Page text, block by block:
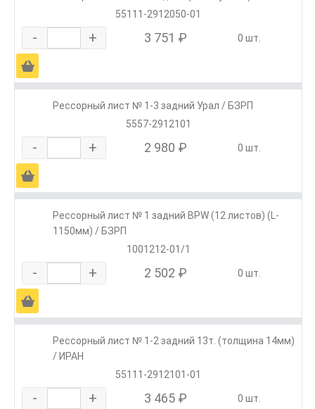
55111-2912050-01
- + 3 751 ₽ 0 шт.
Ä
Рессорный лист № 1-3 задний Урал / БЗРП
5557-2912101
- + 2 980 ₽ 0 шт.
Ä
Рессорный лист № 1 задний BPW (12 листов) (L-
1150мм) / БЗРП
1001212-01/1
- + 2 502 ₽ 0 шт.
Ä
Рессорный лист № 1-2 задний 13т. (толщина 14мм)
/ ИРАН
55111-2912101-01
- + 3 465 ₽ 0 шт.